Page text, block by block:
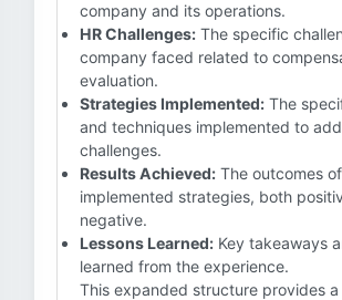
company and its operations.
HR Challenges: The specific
company faced related to
evaluation.
Strategies Implemented: The
and techniques implemented to
challenges.
Results Achieved: The outcomes
implemented strategies, both
negative.
Lessons Learned: Key takeaways
learned from the experience.
This expanded structure provides a